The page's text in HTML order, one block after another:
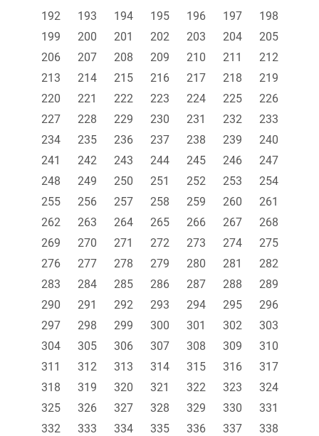
192
193 194 195 196 197
198
199
200 201 202 203 204
205
206
207 208 209 210 211
212
213
214 215 216 217 218
219
220
221 222 223 224 225
226
227
228 229 230 231 232
233
234
235 236 237 238 239
240
241
242 243 244 245 246
247
248
249 250 251 252 253
254
255
256 257 258 259 260
261
262
263 264 265 266 267
268
269
270 271 272 273 274
275
276
277 278 279 280 281
282
283
284 285 286 287 288
289
290
291 292 293 294 295
296
297
298 299 300 301 302
303
304
305 306 307 308 309
310
311
312 313 314 315 316
317
318
319 320 321 322 323
324
325
326 327 328 329 330
331
332
333 334 335 336 337
338